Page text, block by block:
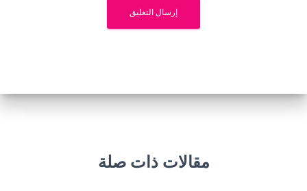
مقالات ذات صلة